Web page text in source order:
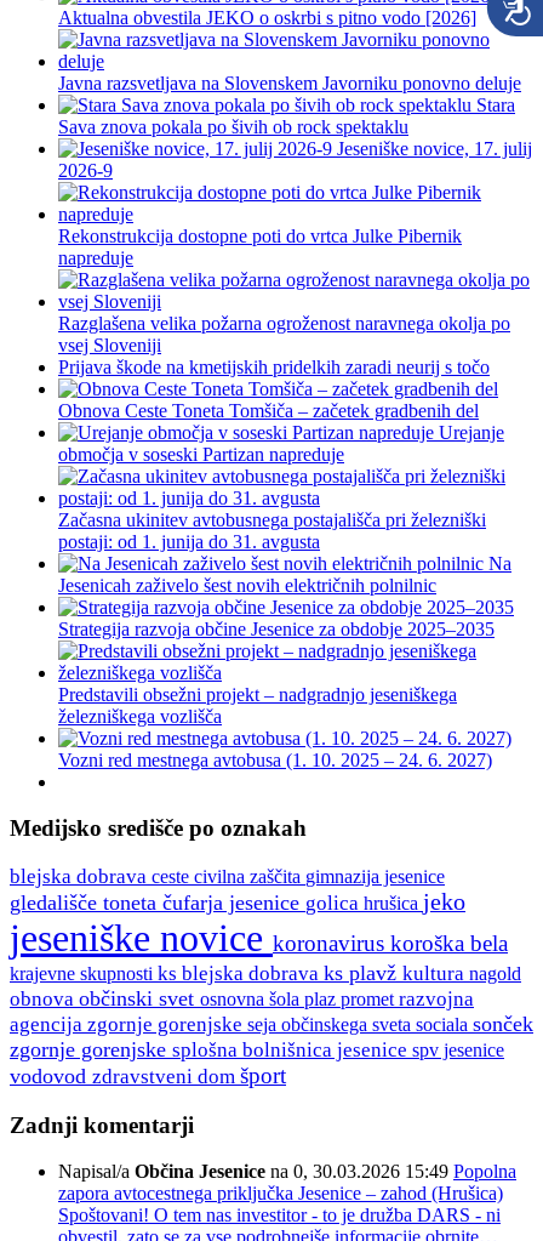
Aktualna obvestila JEKO o oskrbi s pitno vodo [2026]
Javna razsvetljava na Slovenskem Javorniku ponovno deluje
Stara
Sava znova pokala po šivih ob rock spektaklu
Jeseniške novice, 17. julij
2026-9
Rekonstrukcija dostopne poti do vrtca Julke Pibernik
napreduje
Razglašena velika požarna ogroženost naravnega okolja po
vsej Sloveniji
Prijava škode na kmetijskih pridelkih zaradi neurij s točo
Obnova Ceste Toneta Tomšiča – začetek gradbenih del
Urejanje
območja v soseski Partizan napreduje
Začasna ukinitev avtobusnega postajališča pri železniški
postaji: od 1. junija do 31. avgusta
Na
Jesenicah zaživelo šest novih električnih polnilnic
Strategija razvoja občine Jesenice za obdobje 2025–2035
Predstavili obsežni projekt – nadgradnjo jeseniškega
železniškega vozlišča
Vozni red mestnega avtobusa (1. 10. 2025 – 24. 6. 2027)
Medijsko središče po oznakah
blejska dobrava ceste civilna zaščita gimnazija jesenice
gledališče toneta čufarja jesenice golica hrušica jeko
jeseniške novice koronavirus koroška bela
krajevne skupnosti ks blejska dobrava ks plavž kultura nagold
obnova občinski svet osnovna šola plaz promet razvojna
agencija zgornje gorenjske seja občinskega sveta sociala sonček
zgornje gorenjske splošna bolnišnica jesenice spv jesenice
vodovod zdravstveni dom šport
Zadnji komentarji
Napisal/a Občina Jesenice na 0, 30.03.2026 15:49 Popolna
zapora avtocestnega priključka Jesenice – zahod (Hrušica)
Spoštovani! O tem nas investitor - to je družba DARS - ni